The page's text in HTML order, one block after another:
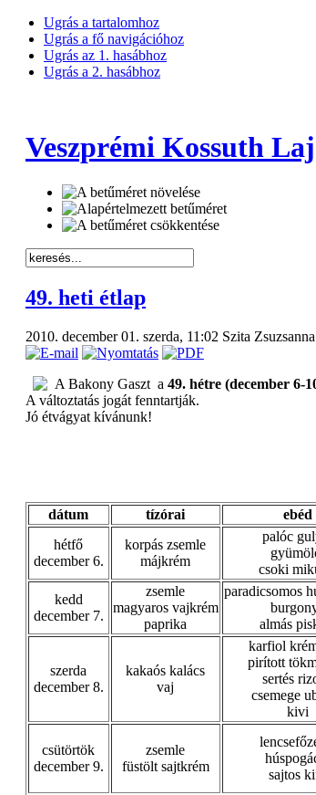
Ugrás a tartalomhoz
Ugrás a fő navigációhoz
Ugrás az 1. hasábhoz
Ugrás a 2. hasábhoz
Veszprémi Kossuth
49. heti étlap
2010. december 01. szerda, 11:02 Szita Zsuzsanna
A Bakony Gaszt a 49. hétre (december 6-
A változtatás jogát fenntartják.
Jó étvágyat kívánunk!
dátum tízórai ebéd
hétfő
december 6.
korpás zsemle
májkrém
palóc
csoki
kedd
december 7.
zsemle
magyaros vajkrém
paprika
paradicsomos
almás
szerda
december 8.
kakaós kalács
vaj
karfiol
pirított
sertés
csemege
kivi
csütörtök
december 9.
zsemle
füstölt sajtkrém
sajtos